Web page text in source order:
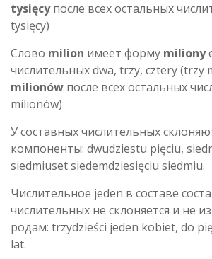
tysięcyпосле всех остальных
tysięcy)
Слово milion имеет форму miliony
числительных dwa, trzy, cztery (trzy
milionów после всех остальных
milionów)
У составных числительных
компоненты: dwudziestu pięciu,
siedmiuset siedemdziesięciu siedmiu.
Числительное jeden в составе
числительных не склоняется и не
родам: trzydzieści jeden kobiet, do
lat.